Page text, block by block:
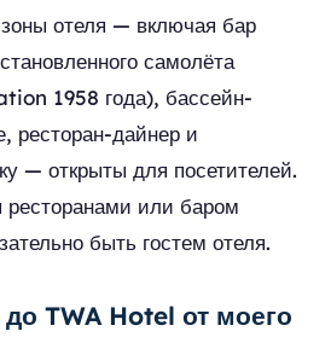
отеля — включая бар
самолёта
1958 года), бассейн-
ресторан-дайнер и
— открыты для посетителей.
ресторанами или баром
быть гостем отеля.
TWA Hotel от моего